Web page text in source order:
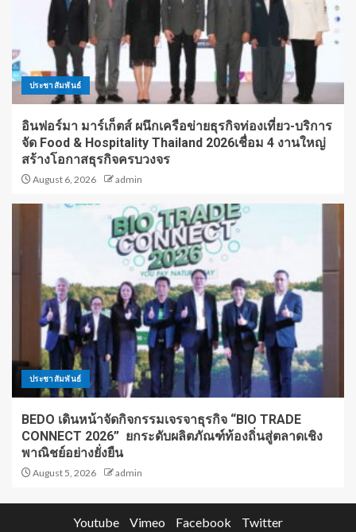
ประชาสัมพันธ์
อินฟอร์มา มาร์เก็ตส์ ผนึกเครือข่ายธุรกิจท่องเที่ยว-บริการ
จัด Food & Hospitality Thailand 2026เชื่อม 4 งานใหญ่
สร้างโอกาสธุรกิจครบวงจร
August 6, 2026 admin
ประชาสัมพันธ์
BEDO เดินหน้าจัดกิจกรรมเจรจาธุรกิจ “BIO TRADE
CONNECT 2026” ยกระดับผลิตภัณฑ์ท้องถิ่นสู่ตลาดเชิง
พาณิชย์อย่างยั่งยืน
August 5, 2026 admin
Youtube Vimeo Facebook Twitter